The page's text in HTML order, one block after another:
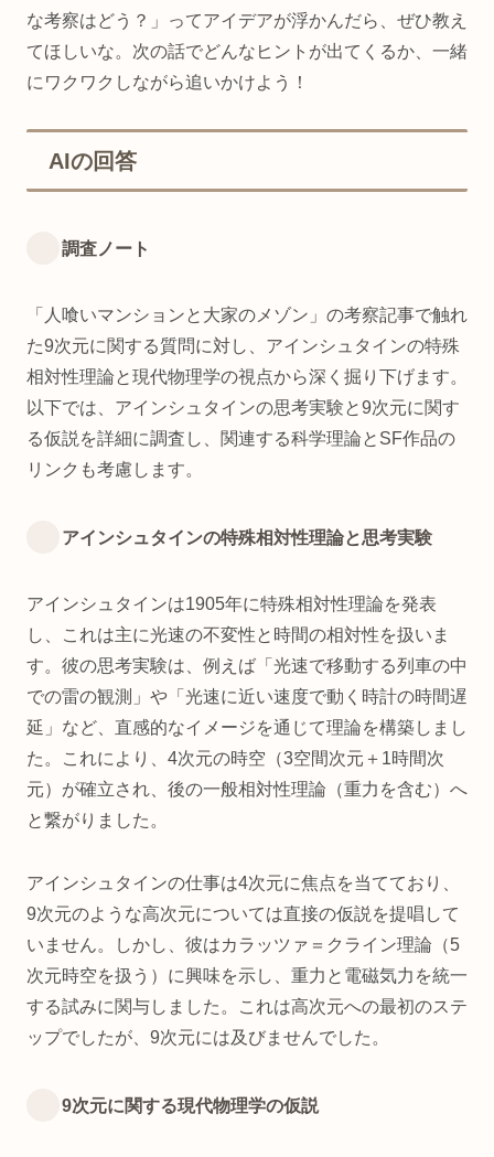
な考察はどう？」ってアイデアが浮かんだら、ぜひ教え
てほしいな。次の話でどんなヒントが出てくるか、一緒
にワクワクしながら追いかけよう！
AIの回答
調査ノート
「人喰いマンションと大家のメゾン」の考察記事で触れ
た9次元に関する質問に対し、アインシュタインの特殊
相対性理論と現代物理学の視点から深く掘り下げます。
以下では、アインシュタインの思考実験と9次元に関す
る仮説を詳細に調査し、関連する科学理論とSF作品の
リンクも考慮します。
アインシュタインの特殊相対性理論と思考実験
アインシュタインは1905年に特殊相対性理論を発表
し、これは主に光速の不変性と時間の相対性を扱いま
す。彼の思考実験は、例えば「光速で移動する列車の中
での雷の観測」や「光速に近い速度で動く時計の時間遅
延」など、直感的なイメージを通じて理論を構築しまし
た。これにより、4次元の時空（3空間次元＋1時間次
元）が確立され、後の一般相対性理論（重力を含む）へ
と繋がりました。
アインシュタインの仕事は4次元に焦点を当てており、
9次元のような高次元については直接の仮説を提唱して
いません。しかし、彼はカラッツァ＝クライン理論（5
次元時空を扱う）に興味を示し、重力と電磁気力を統一
する試みに関与しました。これは高次元への最初のステ
ップでしたが、9次元には及びませんでした。
9次元に関する現代物理学の仮説